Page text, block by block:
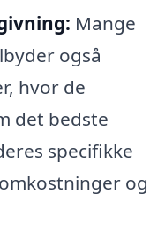
Mange
også
hvor de
det bedste
specifikke
og